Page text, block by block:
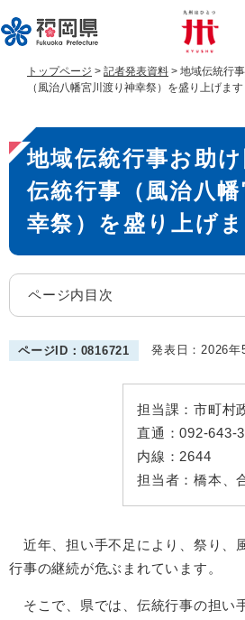
ー
ジ
す
。
ニ
ュ
し
て
トップページ > 記者発表資料 > 地域伝統行
（風治八幡宮川渡り神幸祭）を盛り上げます
本
文
地域伝統行事お助
伝統行事（風治八
幸祭）を盛り上げ
ページ内目次
ページID：0816721 発表日： 2026年
担当課： 市町村
直通：092-643-
内線： 2644
担当者： 橋本、
近年、担い手不足により、祭り、
行事の継続が危ぶまれています。
そこで、県では、伝統行事の担い